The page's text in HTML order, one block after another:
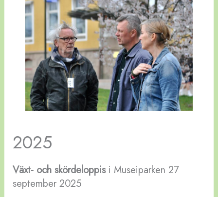
2025
Växt- och skördeloppis i Museiparken 27
september 2025